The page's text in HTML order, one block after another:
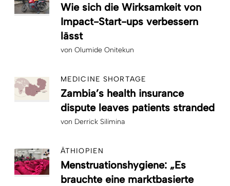
Wie sich die Wirksamkeit von
Impact-Start-ups verbessern
lässt
von Olumide Onitekun
MEDICINE SHORTAGE
Zambia’s health insurance
dispute leaves patients stranded
von Derrick Silimina
ÄTHIOPIEN
Menstruationshygiene: „Es
brauchte eine marktbasierte